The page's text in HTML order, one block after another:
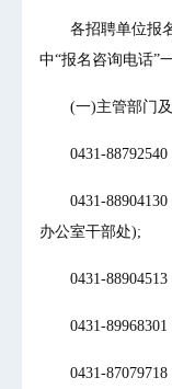
各招聘单位报名
中“报名咨询电话”
(一)主管部门及
0431-88792540
0431-88904130
办公室干部处);
0431-88904513
0431-89968301
0431-87079718